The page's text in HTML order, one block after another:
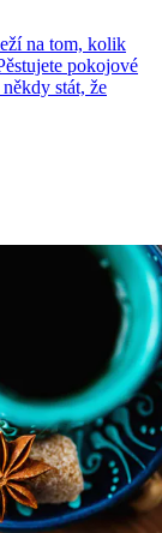
na tom, kolik
pokojové
stát, že